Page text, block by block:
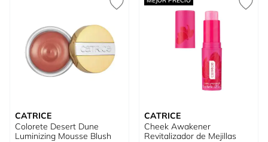
CATRICE
Colorete Desert Dune
Luminizing Mousse Blush
CATRICE
Cheek Awakener
Revitalizador de Mejillas